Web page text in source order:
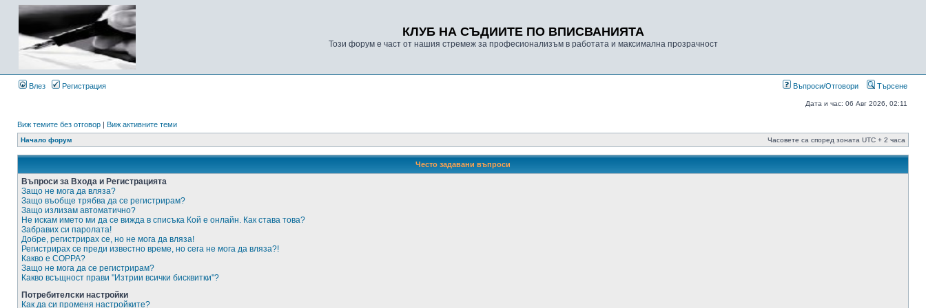
КЛУБ НА СЪДИИТЕ ПО ВПИСВАНИЯТА
Този форум е част от нашия стремеж за професионализъм в работата и максимална прозрачност
Влез Регистрация Въпроси/Отговори Търсене
Дата и час: 06 Авг 2026, 02:11
Виж темите без отговор | Виж активните теми
Начало форум Часовете са според зоната UTC + 2 часа
Често задавани въпроси
Въпроси за Входа и Регистрацията
Защо не мога да вляза?
Защо въобще трябва да се регистрирам?
Защо излизам автоматично?
Не искам името ми да се вижда в списъка Кой е онлайн. Как става това?
Забравих си паролата!
Добре, регистрирах се, но не мога да вляза!
Регистрирах се преди известно време, но сега не мога да вляза?!
Какво е COPPA?
Защо не мога да се регистрирам?
Какво всъщност прави "Изтрии всички бисквитки"?
Потребителски настройки
Как да си променя настройките?